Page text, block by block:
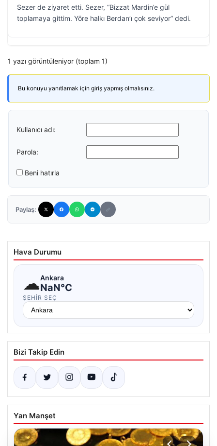
Sezer de ziyaret etti. Sezer, “Bizzat Mardin’e gül
toplamaya gittim. Yöre halkı Berdan’ı çok seviyor” dedi.
1 yazı görüntüleniyor (toplam 1)
Bu konuyu yanıtlamak için giriş yapmış olmalısınız.
Kullanıcı adı:
Parola:
Beni hatırla
Paylaş:
Hava Durumu
☁Ankara
NaN°C
ŞEHIR SEÇ
Bizi Takip Edin
Yan Manşet